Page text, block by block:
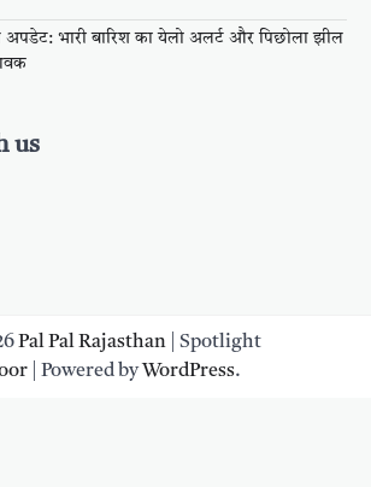
भारी बारिश का येलो अलर्ट और पिछोला झील
us
c/
Pal Pal Rajasthan | Spotlight
| Powered byWordPress.